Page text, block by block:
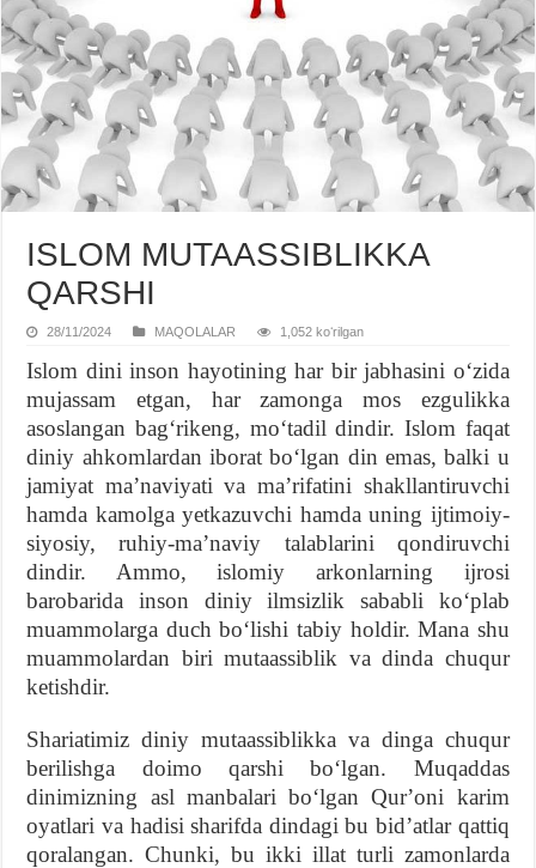
ISLOM MUTAASSIBLIKKA
QARSHI
28/11/2024 MAQOLALAR 1,052 koʻrilgan
Islom dini inson hayotining har bir jabhasini oʻzida
mujassam etgan, har zamonga mos ezgulikka
asoslangan bagʻrikeng, moʻtadil dindir. Islom faqat
diniy ahkomlardan iborat boʻlgan din emas, balki u
jamiyat maʼnaviyati va maʼrifatini shakllantiruvchi
hamda kamolga yetkazuvchi hamda uning ijtimoiy-
siyosiy, ruhiy-maʼnaviy talablarini qondiruvchi
dindir. Ammo, islomiy arkonlarning ijrosi
barobarida inson diniy ilmsizlik sababli koʻplab
muammolarga duch boʻlishi tabiy holdir. Mana shu
muammolardan biri mutaassiblik va dinda chuqur
ketishdir.
Shariatimiz diniy mutaassiblikka va dinga chuqur
berilishga doimo qarshi boʻlgan. Muqaddas
dinimizning asl manbalari boʻlgan Qurʼoni karim
oyatlari va hadisi sharifda dindagi bu bidʼatlar qattiq
qoralangan. Chunki, bu ikki illat turli zamonlarda